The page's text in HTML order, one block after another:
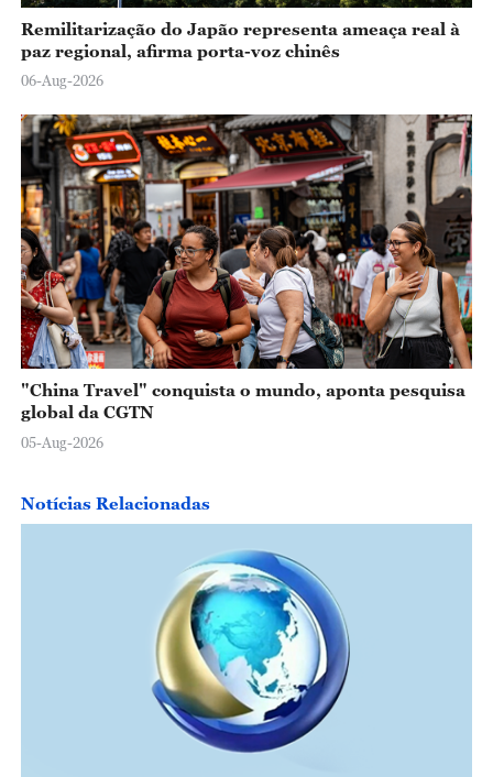
Remilitarização do Japão representa ameaça real à
paz regional, afirma porta-voz chinês
06-Aug-2026
"China Travel" conquista o mundo, aponta pesquisa
global da CGTN
05-Aug-2026
Notícias Relacionadas